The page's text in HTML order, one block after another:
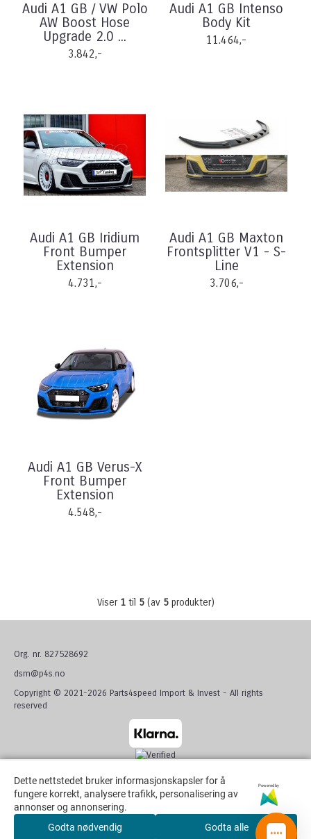
Audi A1 GB / VW Polo
AW Boost Hose
Upgrade 2.0 ...
3.842,-
Audi A1 GB Intenso
Body Kit
11.464,-
Audi A1 GB Iridium
Front Bumper
Extension
4.731,-
Audi A1 GB Maxton
Frontsplitter V1 - S-
Line
3.706,-
Audi A1 GB Verus-X
Front Bumper
Extension
4.548,-
Viser 1til 5(av 5produkter)
Org. nr. 827528692
dsm@p4s.no
Copyright © 2021-2026 Parts4speed Import & Invest - All rights
reserved
Dette nettstedet bruker informasjonskapsler for å
fungere korrekt, analysere trafikk, personalisering av
annonser og annonsering.
Powered by
Godta nødvendig Godta alle
Dette nettstedet bruker informasjonskapsler for å
fungere korrekt, analysere trafikk, personalisering av
annonser og annonsering.
Powered by
Godta nødvendig Godta alle